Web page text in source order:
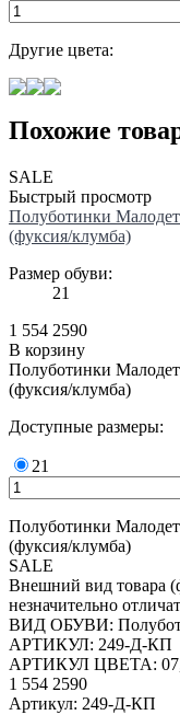
Другие цвета:
Похожие
SALE
Быстрый просмотр
Полуботинки
(фуксия/клумба)
Размер обуви:
21
1 554 2590
В корзину
Полуботинки
(фуксия/клумба)
Доступные размеры:
21
Полуботинки
(фуксия/клумба)
SALE
Внешний вид товара
незначительно
ВИД ОБУВИ:
АРТИКУЛ: 249-Д-КП
АРТИКУЛ ЦВЕТА:
1 554 2590
Артикул: 249-Д-КП